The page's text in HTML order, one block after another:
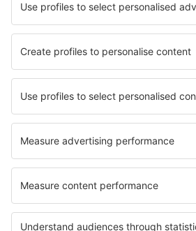
Cele mai bune locuri de cazare - orașe
Cazare Mallorca Island Cazare în
Cazare în Realmonte Cazare în
Cazare în Saronno Cazare în Kelso
Cele mai bune locuri de cazare - regiuni
Cazare în Zermatt Cazare în Elveţia